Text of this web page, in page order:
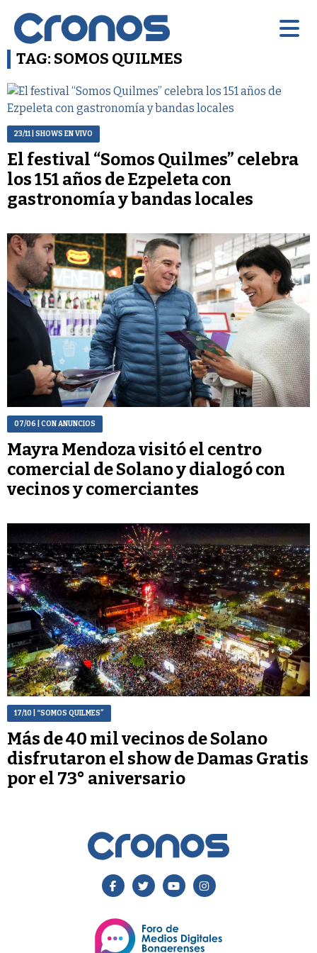
TAG: SOMOS QUILMES
23/11| SHOWS EN VIVO
El festival “Somos Quilmes” celebra
los 151 años de Ezpeleta con
gastronomía y bandas locales
07/06 | CON ANUNCIOS
Mayra Mendoza visitó el centro
comercial de Solano y dialogó con
vecinos y comerciantes
17/10 | “SOMOS QUILMES”
Más de 40 mil vecinos de Solano
disfrutaron el show de Damas Gratis
por el 73° aniversario